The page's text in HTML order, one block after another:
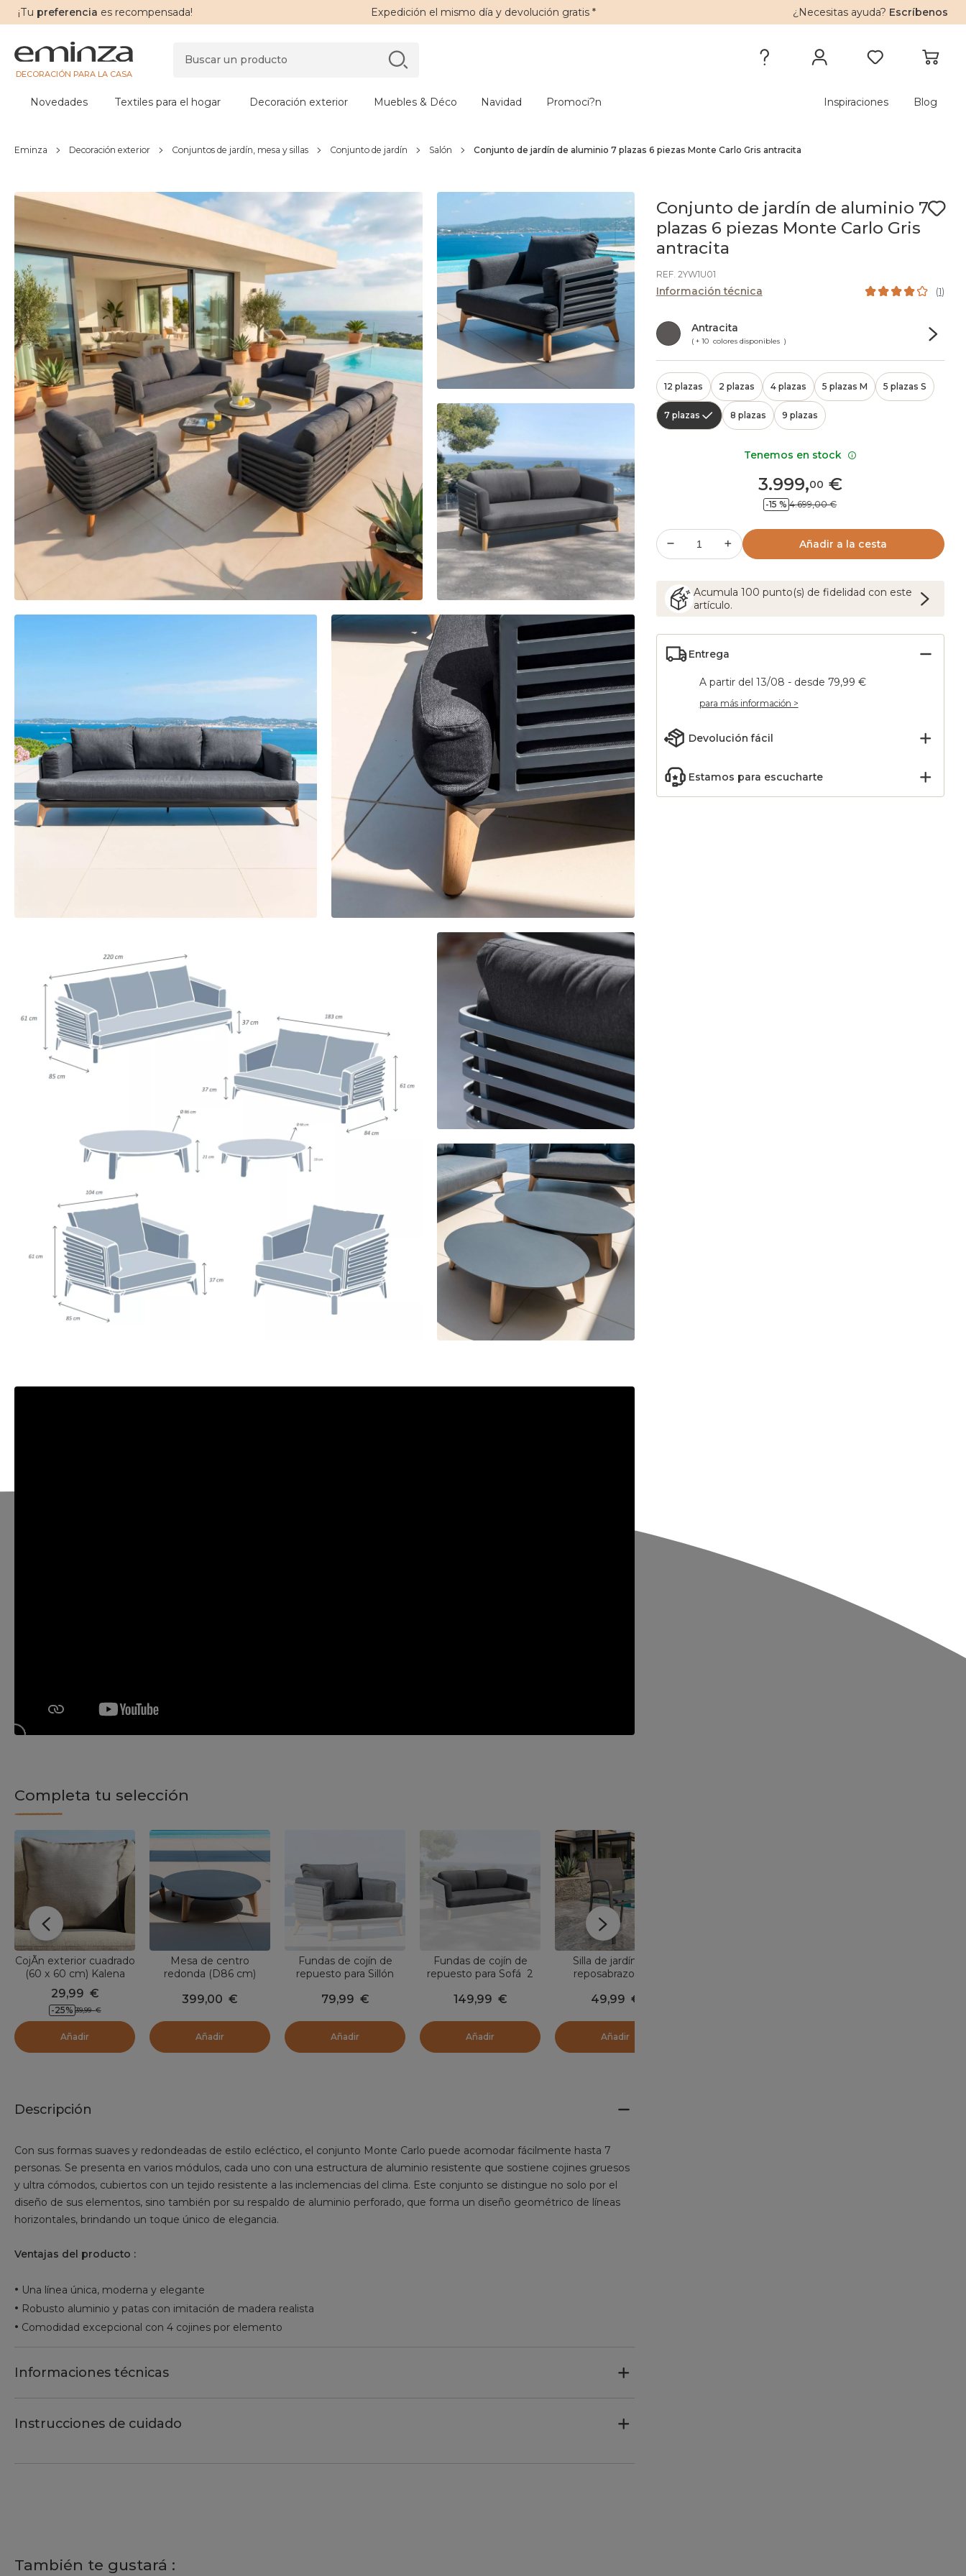
¡Tu preferencia es recompensada! Expedición el mismo día y devolución gratis* ¿Necesitas ayuda? Escríbenos
DECORACIÓN PARA LA CASA
Novedades Textiles para el hogar Decoración exterior Muebles & Déco Navidad Promoci?n Inspiraciones Blog
Eminza Decoración exterior Conjuntos de jardín, mesa y sillas Conjunto de jardín Salón Conjunto de jardín de aluminio 7 plazas 6 piezas Monte Carlo Gris antracita
Conjunto de jardín de aluminio 7
plazas 6 piezas Monte Carlo Gris
antracita
REF. 2YW1U01
Información técnica (1)
Antracita
( + 10 colores disponibles )
12 plazas 2 plazas 4 plazas 5 plazas M 5 plazas S
7 plazas 8 plazas 9 plazas
3.999,00 €
-15 % 4.699,00 €
Añadir a la cesta
Acumula 100 punto(s) de fidelidad con este
artículo.
Entrega
A partir del 13/08 - desde 79,99 €
para más información >
Devolución fácil
Estamos para escucharte
Completa tu selección
CojÃ­n exterior cuadrado
(60 x 60 cm) Kalena
Beige
29,99 €
-25% 39,99 €
Añadir
Mesa de centro
redonda (D86 cm)
399,00 €
Añadir
Fundas de cojín de
repuesto para Sillón
antracita
79,99 €
Añadir
Fundas de cojín de
repuesto para Sofá 2
Gris antracita
149,99 €
Añadir
Silla de jardín con
reposabrazos alu
antracita
49,99 €
Añadir
Descripción
Con sus formas suaves y redondeadas de estilo ecléctico, el conjunto Monte Carlo puede acomodar fácilmente hasta 7
personas. Se presenta en varios módulos, cada uno con una estructura de aluminio resistente que sostiene cojines gruesos
y ultra cómodos, cubiertos con un tejido resistente a las inclemencias del clima. Este conjunto se distingue no solo por el
diseño de sus elementos, sino también por su respaldo de aluminio perforado, que forma un diseño geométrico de líneas
horizontales, brindando un toque único de elegancia.
Ventajas del producto :
• Una línea única, moderna y elegante
• Robusto aluminio y patas con imitación de madera realista
• Comodidad excepcional con 4 cojines por elemento
Informaciones técnicas
Instrucciones de cuidado
También te gustará :